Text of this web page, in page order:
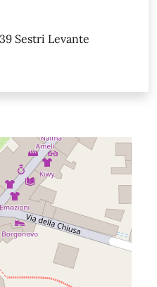
Sestri Levante